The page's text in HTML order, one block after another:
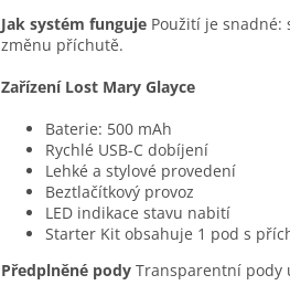
Jak systém funguje Použití je snadné:
změnu příchutě.
Zařízení Lost Mary Glayce
Baterie: 500 mAh
Rychlé USB-C dobíjení
Lehké a stylové provedení
Beztlačítkový provoz
LED indikace stavu nabití
Starter Kit obsahuje 1 pod s
Předplněné pody Transparentní pody